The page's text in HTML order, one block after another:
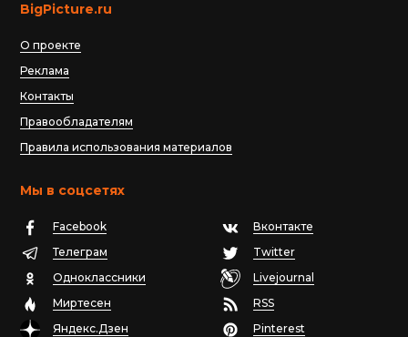
BigPicture.ru
О проекте
Реклама
Контакты
Правообладателям
Правила использования материалов
Мы в соцсетях
Facebook
Вконтакте
Телеграм
Twitter
Одноклассники
Livejournal
Миртесен
RSS
Яндекс.Дзен
Pinterest